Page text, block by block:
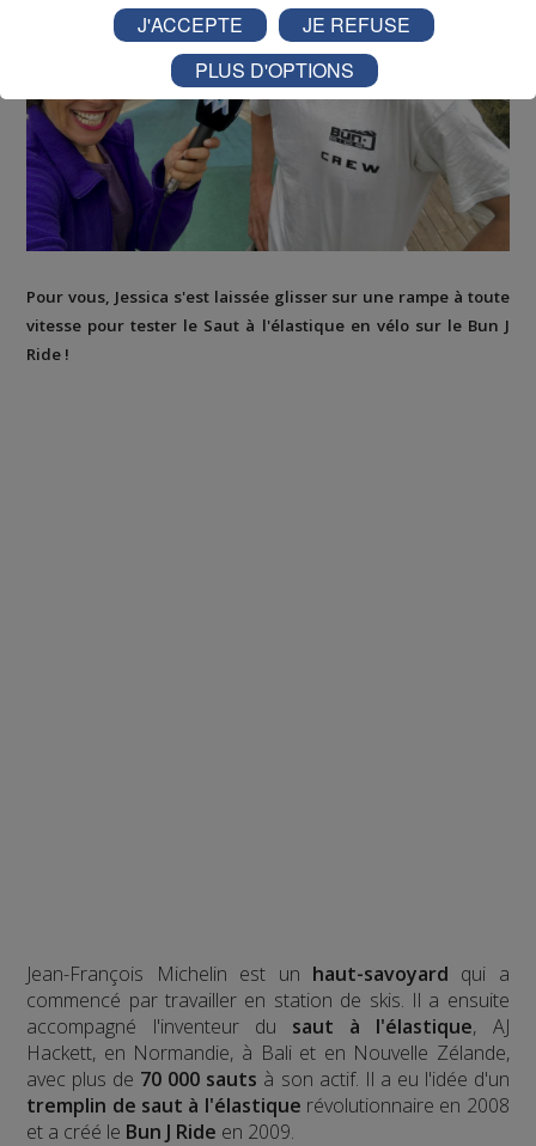
Pour vous, Jessica s'est laissée glisser sur une rampe à toute
vitesse pour tester le Saut à l'élastique en vélo sur le Bun J
Ride !
Jean-François Michelin est un haut-savoyard qui a
commencé par travailler en station de skis. Il a ensuite
accompagné l'inventeur du saut à l'élastique, AJ
Hackett, en Normandie, à Bali et en Nouvelle Zélande,
avec plus de 70 000 sauts à son actif. Il a eu l'idée d'un
tremplin de saut à l'élastique révolutionnaire en 2008
et a créé le Bun J Ride en 2009.
J'ACCEPTE
JE REFUSE
PLUS D'OPTIONS